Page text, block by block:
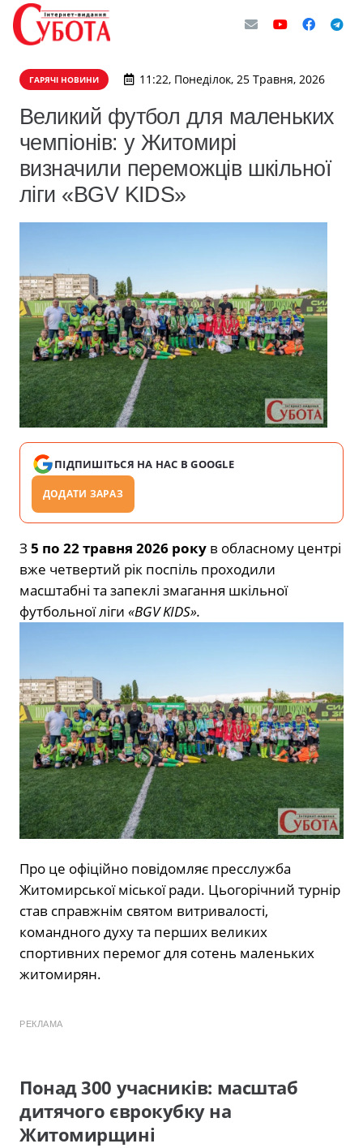
ГАРЯЧІ НОВИНИ 11:22, Понеділок, 25 Травня, 2026
Великий футбол для маленьких
чемпіонів: у Житомирі
визначили переможців шкільної
ліги «BGV KIDS»
ПІДПИШІТЬСЯ НА НАС В GOOGLE
ДОДАТИ ЗАРАЗ
З 5 по 22 травня 2026 року в обласному центрі
вже четвертий рік поспіль проходили
масштабні та запеклі змагання шкільної
футбольної ліги «BGV KIDS».
Про це офіційно повідомляє пресслужба
Житомирської міської ради. Цьогорічний турнір
став справжнім святом витривалості,
командного духу та перших великих
спортивних перемог для сотень маленьких
житомирян.
РЕКЛАМА
Понад 300 учасників: масштаб
дитячого єврокубку на
Житомирщині